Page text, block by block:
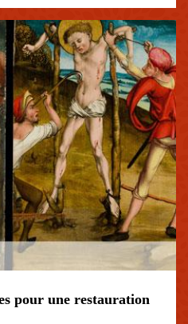
pour une restauration